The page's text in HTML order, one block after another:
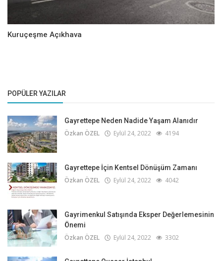
Kuruçeşme Açıkhava
POPÜLER YAZILAR
Gayrettepe Neden Nadide Yaşam Alanıdır
Özkan ÖZEL Eylül 24, 2022 4194
Gayrettepe İçin Kentsel Dönüşüm Zamanı
Özkan ÖZEL Eylül 24, 2022 4042
Gayrimenkul Satışında Eksper Değerlemesinin
Önemi
Özkan ÖZEL Eylül 24, 2022 3302